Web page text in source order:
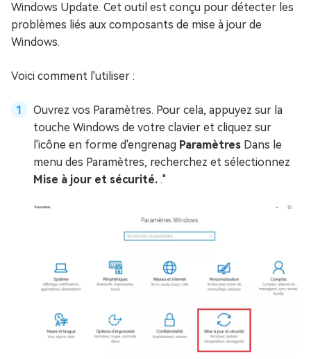
Windows Update. Cet outil est conçu pour détecter les
problèmes liés aux composants de mise à jour de
Windows.
Voici comment l'utiliser :
Ouvrez vos Paramètres. Pour cela, appuyez sur la
touche Windows de votre clavier et cliquez sur
l'icône en forme d'engrenag Paramètres Dans le
menu des Paramètres, recherchez et sélectionnez
Mise à jour et sécurité. ."